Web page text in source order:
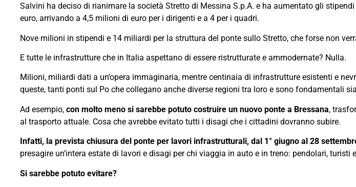
Salvini ha deciso di rianimare la società Stretto di Messina S.p.A. e ha aumentato gli
euro, arrivando a 4,5 milioni di euro per i dirigenti e a 4 per i quadri.
Nove milioni in stipendi e 14 miliardi per la struttura del ponte sullo Stretto, che forse non
E tutte le infrastrutture che in Italia aspettano di essere ristrutturate e ammodernate? Nulla.
Milioni, miliardi dati a un’opera immaginaria, mentre centinaia di infrastrutture esistenti e
queste, tanti ponti sul Po che collegano anche diverse regioni tra loro e sono fondamentali
Ad esempio, con molto meno si sarebbe potuto costruire un nuovo ponte a Bressana,
al trasporto attuale. Cosa che avrebbe evitato tutti i disagi che i cittadini dovranno subire.
Infatti, la prevista chiusura del ponte per lavori infrastrutturali, dal 1° giugno al 28
presagire un’intera estate di lavori e disagi per chi viaggia in auto e in treno: pendolari, turisti
Si sarebbe potuto evitare?